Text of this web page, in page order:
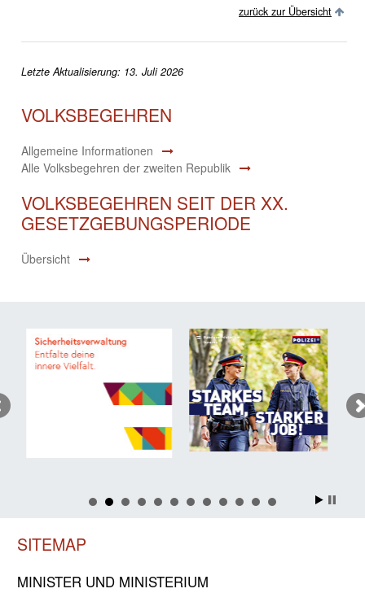
zurück zur Übersicht
Letzte Aktualisierung: 13. Juli 2026
VOLKSBEGEHREN
Allgemeine Informationen
Alle Volksbegehren der zweiten Republik
VOLKSBEGEHREN SEIT DER XX.
GESETZGEBUNGSPERIODE
Übersicht
SITEMAP
MINISTER UND MINIST­ERIUM